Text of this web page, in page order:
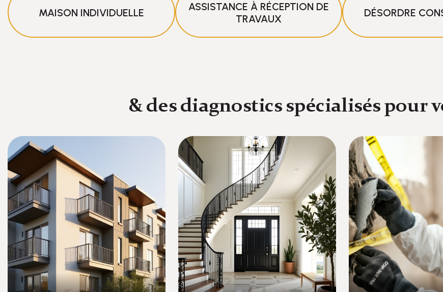
MAISON INDIVIDUELLE
ASSISTANCE À RÉCEPTION DE
TRAVAUX
DÉSORDRE
& des diagnostics spécialisés pour